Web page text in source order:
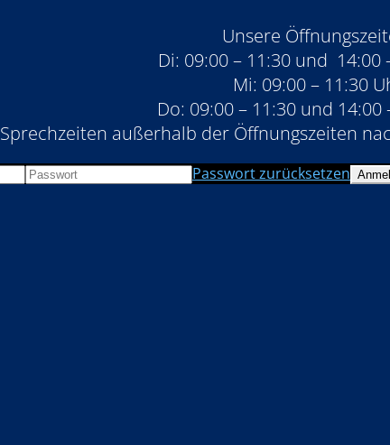
Unsere
Di: 09:00 – 11:30 und 14:00
Mi: 09:00 – 11:30
Do: 09:00 – 11:30 und 14:00
Sprechzeiten außerhalb der Öffnungszeiten
Passwort zurücksetzen